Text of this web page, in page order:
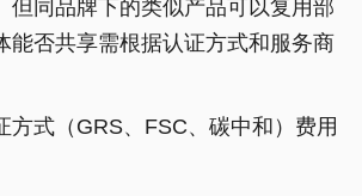
但同品牌下的类似产品可以复用部
能否共享需根据认证方式和服务商
方式（GRS、FSC、碳中和）费用